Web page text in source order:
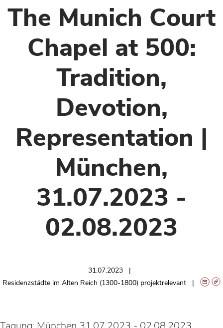
The Munich Court
Chapel at 500:
Tradition,
Devotion,
Representation |
München,
31.07.2023 -
02.08.2023
31.07.2023
Residenzstädte im Alten Reich (1300-1800) projektrelevant